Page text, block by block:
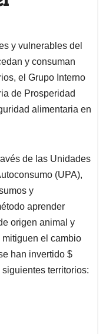
y vulnerables del
y consuman
el Grupo Interno
de Prosperidad
alimentaria en
de las Unidades
(UPA),
y
aprender
origen animal y
el cambio
han invertido $
territorios: